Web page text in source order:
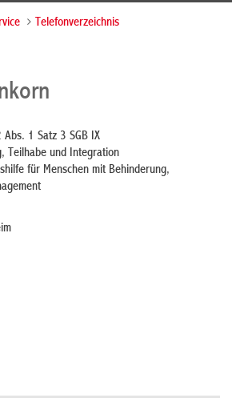
Telefonverzeichnis
1 Satz 3 SGB IX
Teilhabe und Integration
für Menschen mit Behinderung,